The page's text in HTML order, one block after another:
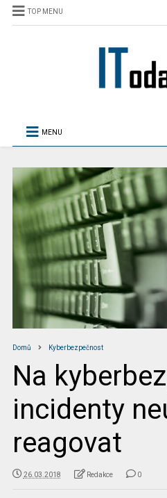
TOP MENU
MENU
Domů Kyberbezpečnost
Na
incidenty
reagovat
26.03.2018 Redakce 0